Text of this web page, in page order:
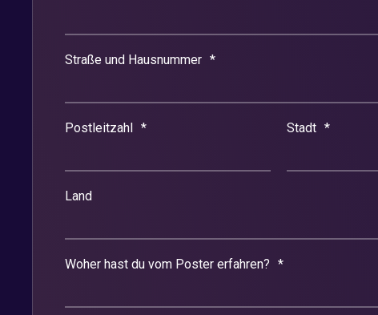
Straße und Hausnummer *
Postleitzahl * Stadt *
Land
Woher hast du vom Poster erfahren? *